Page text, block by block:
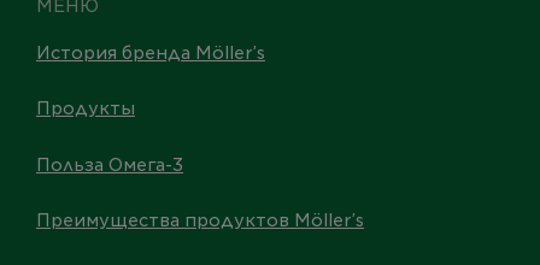
МЕНЮ
История бренда Möller’s
Продукты
Польза Омега-3
Преимущества продуктов Möller’s